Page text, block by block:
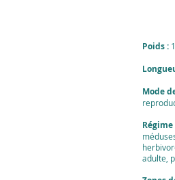
Poids :
Mode
adulte,